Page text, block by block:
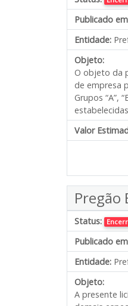
Publicado
Entidade:
Objeto:
O objeto da
de empresa
Grupos “A”,
Valor
Pregão
Status:
Publicado
Entidade:
Objeto:
A presente